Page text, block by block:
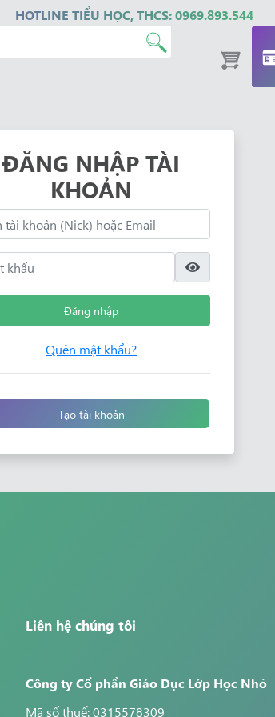
HOTLINE TIỂU HỌC, THCS: 0969.893.544
ĐĂNG NHẬP TÀI
KHOẢN
Đăng nhập
Quên mật khẩu?
Tạo tài khoản
Liên hệ chúng tôi
Công ty Cổ phần Giáo Dục Lớp Học Nhỏ
Mã số thuế: 0315578309